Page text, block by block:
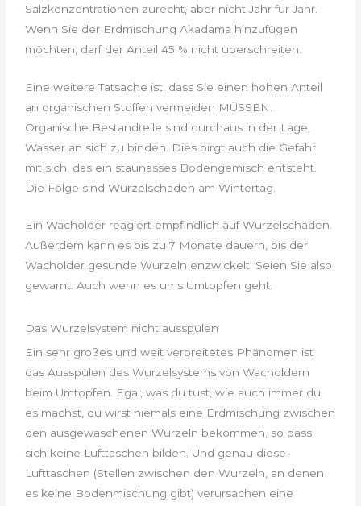
Salzkonzentrationen zurecht, aber nicht Jahr für Jahr.
Wenn Sie der Erdmischung Akadama hinzufügen
möchten, darf der Anteil 45 % nicht überschreiten.
Eine weitere Tatsache ist, dass Sie einen hohen Anteil
an organischen Stoffen vermeiden MÜSSEN.
Organische Bestandteile sind durchaus in der Lage,
Wasser an sich zu binden. Dies birgt auch die Gefahr
mit sich, das ein staunasses Bodengemisch entsteht.
Die Folge sind Wurzelschäden am Wintertag.
Ein Wacholder reagiert empfindlich auf Wurzelschäden.
Außerdem kann es bis zu 7 Monate dauern, bis der
Wacholder gesunde Wurzeln enzwickelt. Seien Sie also
gewarnt. Auch wenn es ums Umtopfen geht.
Das Wurzelsystem nicht ausspülen
Ein sehr großes und weit verbreitetes Phänomen ist
das Ausspülen des Wurzelsystems von Wacholdern
beim Umtopfen. Egal, was du tust, wie auch immer du
es machst, du wirst niemals eine Erdmischung zwischen
den ausgewaschenen Wurzeln bekommen, so dass
sich keine Lufttaschen bilden. Und genau diese
Lufttaschen (Stellen zwischen den Wurzeln, an denen
es keine Bodenmischung gibt) verursachen eine